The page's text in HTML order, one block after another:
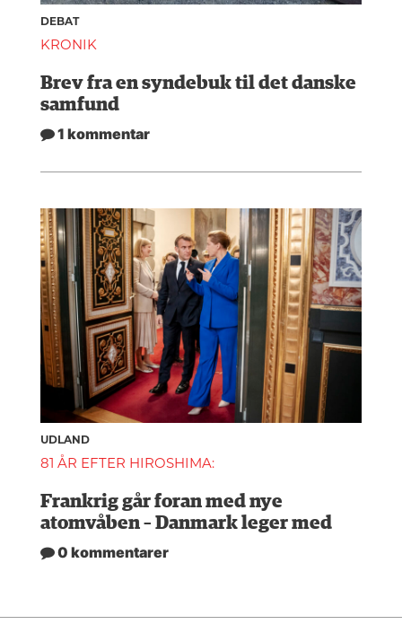
DEBAT
KRONIK
Brev fra en syndebuk til det danske
samfund
1 kommentar
UDLAND
81 ÅR EFTER HIROSHIMA:
Frankrig går foran med nye
atomvåben – Danmark leger med
0 kommentarer